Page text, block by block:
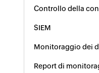
Controllo della
SIEM
Monitoraggio dei
Report di